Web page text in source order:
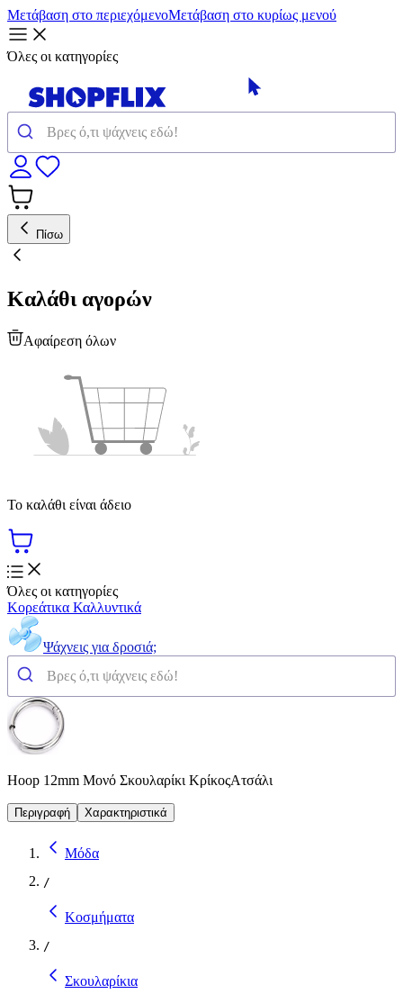
Μετάβαση στο περιεχόμενοΜετάβαση στο κυρίως μενού
Όλες οι κατηγορίες
Πίσω
Καλάθι αγορών
Αφαίρεση όλων
Το καλάθι είναι άδειο
Όλες οι κατηγορίες
Κορεάτικα Καλλυντικά
Ψάχνεις για δροσιά;
Hoop 12mm Μονό Σκουλαρίκι ΚρίκοςΑτσάλι
Περιγραφή Χαρακτηριστικά
Μόδα
/
Κοσμήματα
/
Σκουλαρίκια